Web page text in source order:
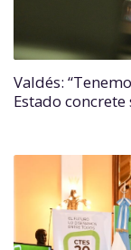
Valdés:
Estado